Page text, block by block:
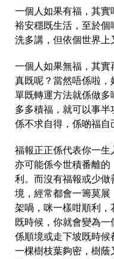
一個人如果有福，其實
裕安穩既生活，至於
洗多講，但依個世界上
一個人如果無福，其
真既呢？當然唔係啦
單既轉運方法就係做多
多多積福，就可以事
係不求自得，係啲福自
福報正正係代表你一生
亦可能係今世積番離
利。而沒有福報或少
境，經常都會一籌莫
架喎，咪一樣咁順利
既時候，你就會變為
係順境或走下坡既時候
一棵樹枝葉夠密，樹